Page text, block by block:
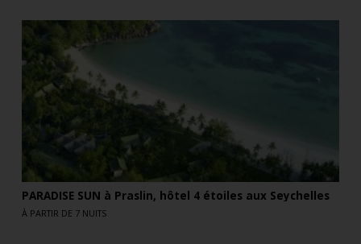
PARADISE SUN à Praslin, hôtel 4 étoiles aux Seychelles
À PARTIR DE 7 NUITS